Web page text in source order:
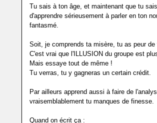
Tu sais à ton âge, et maintenant que tu
d'apprendre sérieusement à parler en ton
fantasmé.
Soit, je comprends ta misère, tu as peur
C'est vrai que l'ILLUSION du groupe est
Mais essaye tout de même !
Tu verras, tu y gagneras un certain crédit.
Par ailleurs apprend aussi à faire de
vraisemblablement tu manques de finesse.
Quand on écrit ça :